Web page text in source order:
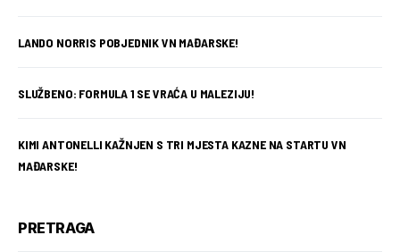
LANDO NORRIS POBJEDNIK VN MAĐARSKE!
SLUŽBENO: FORMULA 1 SE VRAĆA U MALEZIJU!
KIMI ANTONELLI KAŽNJEN S TRI MJESTA KAZNE NA STARTU VN
MAĐARSKE!
PRETRAGA